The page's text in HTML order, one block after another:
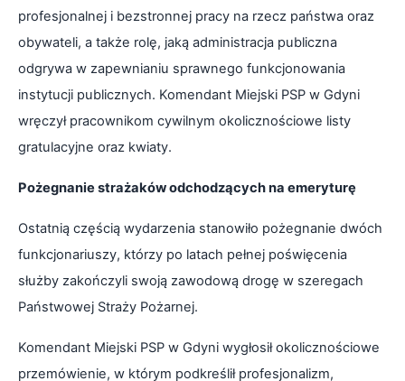
profesjonalnej i bezstronnej pracy na rzecz państwa oraz
obywateli, a także rolę, jaką administracja publiczna
odgrywa w zapewnianiu sprawnego funkcjonowania
instytucji publicznych. Komendant Miejski PSP w Gdyni
wręczył pracownikom cywilnym okolicznościowe listy
gratulacyjne oraz kwiaty.
Pożegnanie strażaków odchodzących na emeryturę
Ostatnią częścią wydarzenia stanowiło pożegnanie dwóch
funkcjonariuszy, którzy po latach pełnej poświęcenia
służby zakończyli swoją zawodową drogę w szeregach
Państwowej Straży Pożarnej.
Komendant Miejski PSP w Gdyni wygłosił okolicznościowe
przemówienie, w którym podkreślił profesjonalizm,